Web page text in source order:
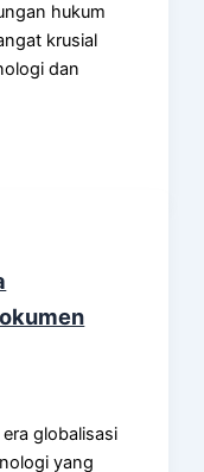
hukum
krusial
dan
globalisasi
yang